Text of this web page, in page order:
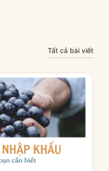
Tất cả bài viết